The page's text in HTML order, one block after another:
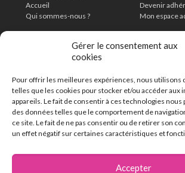
Gérer le consentement aux
cookies
Pour offrir les meilleures expériences, nous utilisons
telles que les cookies pour stocker et/ou accéder aux
appareils. Le fait de consentir à ces technologies
des données telles que le comportement de
ce site. Le fait de ne pas consentir ou de retirer son
un effet négatif sur certaines caractéristiques et
Accepter
Accueil
Qui sommes-nous ?
Devenir
Mon espace
Mentions légales
Politique de confidentialité
Charte de
En savoir plus
FAQ
Contact